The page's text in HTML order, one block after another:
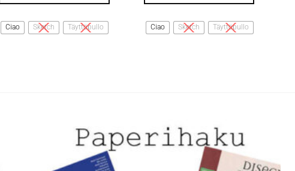
tuotteella
Ciao Sketch Täyttöpullo
tuotteella
sivulla.
Ciao Sketch Täyttöpullo